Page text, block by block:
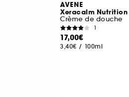
AVENE
Xeracalm Nutrition
Crème de douche
1
17,00€
3,40€ / 100ml